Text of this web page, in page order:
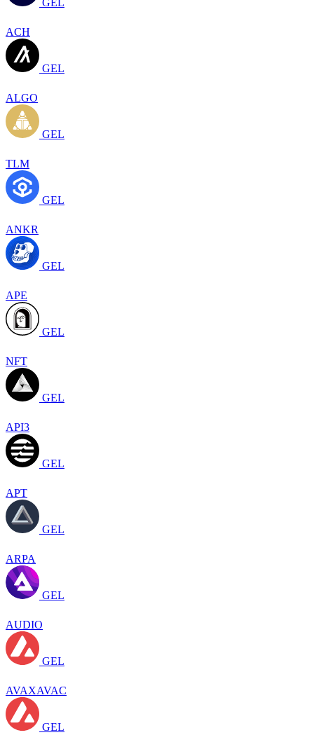
ACH
GEL
ALGO
GEL
TLM
GEL
ANKR
GEL
APE
GEL
NFT
GEL
API3
GEL
APT
GEL
ARPA
GEL
AUDIO
GEL
AVAXAVAC
GEL